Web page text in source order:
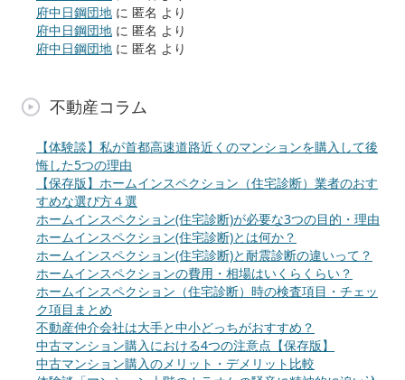
府中日鋼団地 に 匿名 より
府中日鋼団地 に 匿名 より
府中日鋼団地 に 匿名 より
不動産コラム
【体験談】私が首都高速道路近くのマンションを購入して後
悔した5つの理由
【保存版】ホームインスペクション（住宅診断）業者のおす
すめな選び方４選
ホームインスペクション(住宅診断)が必要な3つの目的・理由
ホームインスペクション(住宅診断)とは何か？
ホームインスペクション(住宅診断)と耐震診断の違いって？
ホームインスペクションの費用・相場はいくらくらい？
ホームインスペクション（住宅診断）時の検査項目・チェッ
ク項目まとめ
不動産仲介会社は大手と中小どっちがおすすめ？
中古マンション購入における4つの注意点【保存版】
中古マンション購入のメリット・デメリット比較